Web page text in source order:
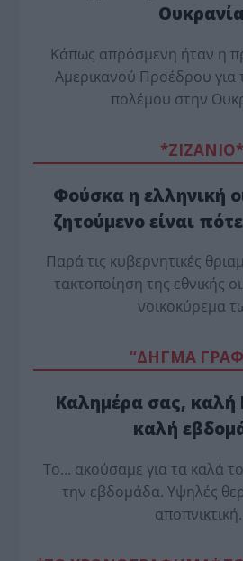
Κάπως απρόσμενη ήταν η
Αμερικανού Προέδρου για
πολέμου στην
*ZΙΖΑΝΙΟ*
Φούσκα η ελληνική
ζητούμενο είναι
Παρά τις κυβερνητικές
τακτοποίηση της εθνικής
νοικοκύρεμα
“ΔΗΓΜΑ
Καλημέρα σας, καλή
καλή
Το… ακούσαμε για τα καλά
την εβδομάδα. Υψηλές